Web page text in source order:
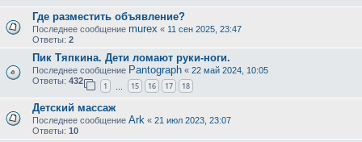
Где разместить объявление?
Последнее сообщение murex « 11 сен 2025, 23:47
Ответы: 2
Пик Тяпкина. Дети ломают руки-ноги.
Последнее сообщение Pantograph « 22 май 2024, 10:05
Ответы: 432
1 15 16 17 18
Детский массаж
Последнее сообщение Ark « 21 июл 2023, 23:07
Ответы: 10